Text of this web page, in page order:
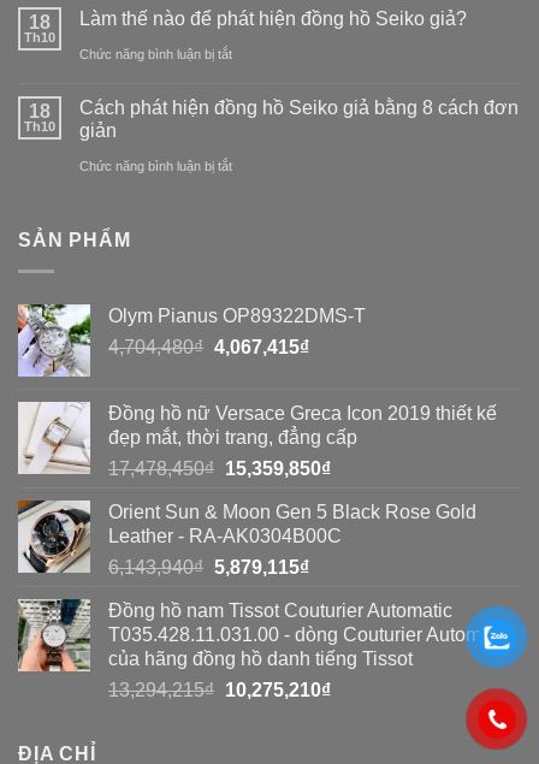
hàng
hồ
và
hồ
18
Th10
Làm thế nào để phát hiện đồng hồ Seiko giả?
Chức năng bình luận bị tắtở
thế
hồ
Seiko
18
Th10
Cách phát hiện đồng hồ Seiko giả bằng 8 cách đơn
giản
Chức năng bình luận bị tắtở
bằng
8
cách
đơn
giản
SẢN PHẨM
Olym Pianus OP89322DMS-T
4,704,480₫ Giá
4,704,480₫.
4,067,415₫Giá
là:
4,067,415₫.
Đồng hồ nữ Versace Greca Icon 2019 thiết kế
đẹp mắt, thời trang, đẳng cấp
17,478,450₫ Giá
là:
17,478,450₫.
15,359,850₫Giá
tại
là:
Orient Sun & Moon Gen 5 Black Rose Gold
Leather - RA-AK0304B00C
6,143,940₫ Giá
là:
6,143,940₫.
5,879,115₫Giá
tại
là:
5,879,115₫.
Đồng hồ nam Tissot Couturier Automatic
T035.428.11.031.00 - dòng Couturier Automatic
của hãng đồng hồ danh tiếng Tissot
13,294,215₫ Giá
10,275,210₫Giá
ĐỊA CHỈ